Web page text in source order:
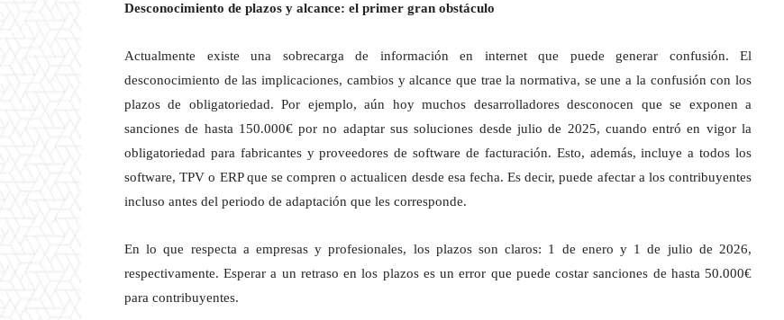
Desconocimiento de plazos y alcance: el primer gran obstáculo
Actualmente existe una sobrecarga de información en internet que puede generar confusión. El
desconocimiento de las implicaciones, cambios y alcance que trae la normativa, se une a la confusión con los
plazos de obligatoriedad. Por ejemplo, aún hoy muchos desarrolladores desconocen que se exponen a
sanciones de hasta 150.000€ por no adaptar sus soluciones desde julio de 2025, cuando entró en vigor la
obligatoriedad para fabricantes y proveedores de software de facturación. Esto, además, incluye a todos los
software, TPV o ERP que se compren o actualicen desde esa fecha. Es decir, puede afectar a los contribuyentes
incluso antes del periodo de adaptación que les corresponde.
En lo que respecta a empresas y profesionales, los plazos son claros: 1 de enero y 1 de julio de 2026,
respectivamente. Esperar a un retraso en los plazos es un error que puede costar sanciones de hasta 50.000€
para contribuyentes.